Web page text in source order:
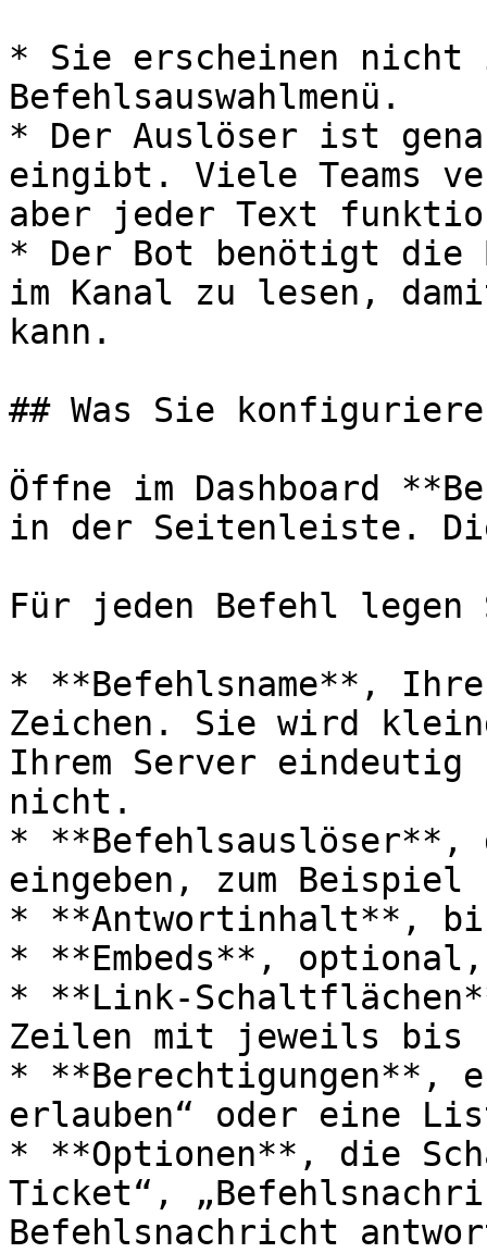
* Sie erscheinen
Befehlsauswahlmenü.
* Der Auslöser ist
eingibt. Viele Teams
aber jeder Text
* Der Bot benötigt die
im Kanal zu lesen,
kann.
## Was Sie
Öffne im Dashboard
in der Seitenleiste.
Für jeden Befehl
* **Befehlsname**,
Zeichen. Sie wird
Ihrem Server
nicht.
* **Befehlsauslöser**,
eingeben, zum
* **Antwortinhalt**,
* **Embeds**,
* **Link-
Zeilen mit jeweils bis
* **Berechtigungen**,
erlauben“ oder eine
* **Optionen**, die
Ticket“,
Befehlsnachricht